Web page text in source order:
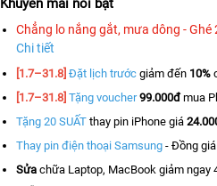
Khuyến mãi nổi bật
Chẳng lo nắng gắt, mưa dông -
Chi tiết
[1.7–31.8] Đặt lịch trước giảm đến 10%
[1.7–31.8] Tặng voucher 99.000đmua
Tặng 20 SUẤT thay pin iPhone giá
Thay pin điện thoại Samsung - Đồng giá
Sửa chữa Laptop, MacBook giảm ngay